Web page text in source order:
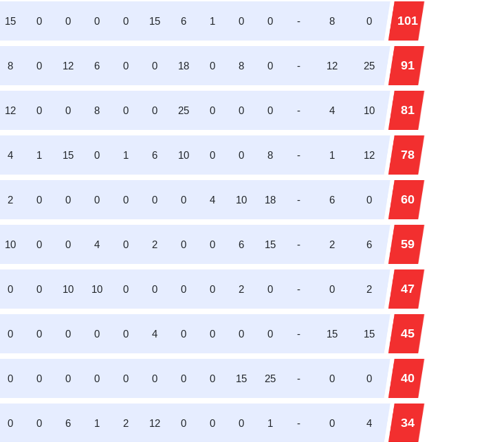
15 0 0 0 0 15 6 1 0 0 - 8 0 101
8 0 12 6 0 0 18 0 8 0 - 12 25 91
12 0 0 8 0 0 25 0 0 0 - 4 10 81
4 1 15 0 1 6 10 0 0 8 - 1 12 78
2 0 0 0 0 0 0 4 10 18 - 6 0 60
10 0 0 4 0 2 0 0 6 15 - 2 6 59
0 0 10 10 0 0 0 0 2 0 - 0 2 47
0 0 0 0 0 4 0 0 0 0 - 15 15 45
0 0 0 0 0 0 0 0 15 25 - 0 0 40
0 0 6 1 2 12 0 0 0 1 - 0 4 34